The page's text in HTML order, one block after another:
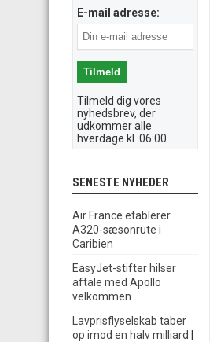
E-mail adresse:
Tilmeld dig vores
nyhedsbrev, der
udkommer alle
hverdage kl. 06:00
SENESTE NYHEDER
Air France etablerer
A320-sæsonrute i
Caribien
EasyJet-stifter hilser
aftale med Apollo
velkommen
Lavprisflyselskab taber
op imod en halv milliard